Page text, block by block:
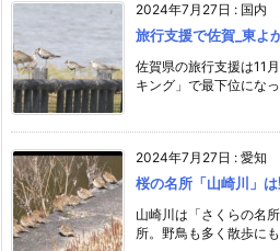
2024年7月27日 : 国内
旅行支援で佐賀_東よ
佐賀県の旅行支援は11
キング」で最下位にな
2024年7月27日 : 愛知
桜の名所「山崎川」
山崎川は「さくらの名
所。野鳥も多く散歩に